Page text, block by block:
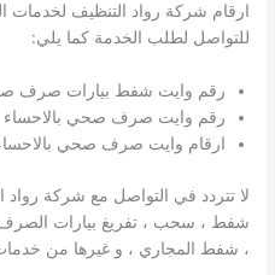
ارقام شركة رواد التنظيف
للتواصل لطلب الخدمة كما يلي:
رقم وايت شفط بيارات صرف صحي
رقم وايت صرف صحي بالاحساء
ارقام وايت صرف صحي بالاحساء رواد
لا تتردد في التواصل مع شركة
شفط ، سحب ، تفريغ بيارات
، شفط المجاري ، و غيرها من